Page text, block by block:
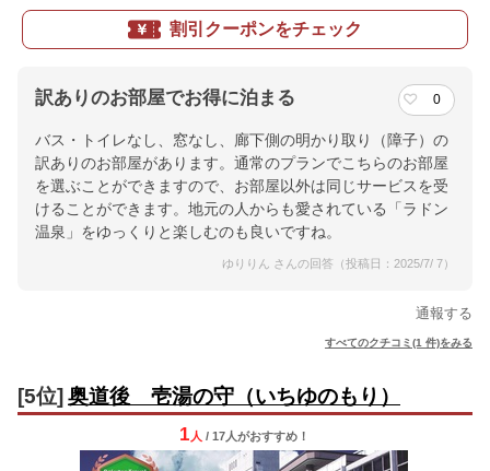
割引クーポンをチェック
訳ありのお部屋でお得に泊まる 0
バス・トイレなし、窓なし、廊下側の明かり取り（障子）の
訳ありのお部屋があります。通常のプランでこちらのお部屋
を選ぶことができますので、お部屋以外は同じサービスを受
けることができます。地元の人からも愛されている「ラドン
温泉」をゆっくりと楽しむのも良いですね。
ゆりりん さんの回答（投稿日：2025/7/ 7）
通報する
すべてのクチコミ(1 件)をみる
[5位] 奥道後 壱湯の守（いちゆのもり）
1 人 / 17人がおすすめ！